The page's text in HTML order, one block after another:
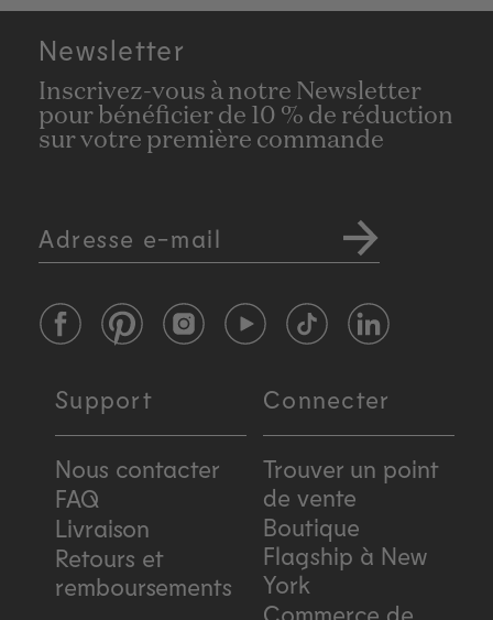
Newsletter
Inscrivez-vous à notre Newsletter
pour bénéficier de 10 % de réduction
sur votre première commande
Adresse e-mail
FacebookPinterestInstagramYouTubeTikTokLinkedIn
Support
Nous contacter
FAQ
Livraison
Retours et
remboursements
Connecter
Trouver un point
de vente
Boutique
Flagship à New
York
Commerce de